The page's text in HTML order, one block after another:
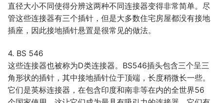
直径大小不同使得分辨这两种不同连接器变得非常简单。尽
管这些连接器有三个插针，但是大多数住宅房屋都没有接地
插座，因此接地插针悬置是很常见的做法。
4. BS 546
这些连接器也被称为D类连接器。BS546插头包含三个呈三
角形状的插针，其中接地插针位于顶端，长度稍微长一些。
它们是英标连接器，在包含印度和南非等在内的全世界56